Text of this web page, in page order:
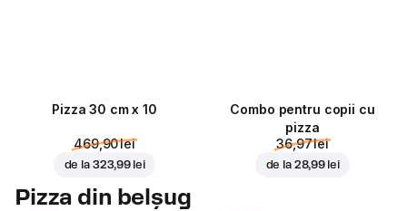
Pizza 30 cm x 10
469,90 lei
de la 323,99 lei
Combo pentru copii cu
pizza
36,97 lei
de la 28,99 lei
Pizza din belșug